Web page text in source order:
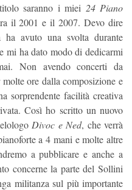
saranno i miei 24 Piano
il 2001 e il 2007. Devo dire
avuto una svolta durante
mi ha dato modo di dedicarmi
Non avendo concerti da
ore dalla composizione e
sorprendente facilità creativa
Così ho scritto un nuovo
Divoc e Ned, che verrà
a 4 mani e molte altre
a pubblicare e anche a
concerne la parte del Sollini
militanza sul più importante